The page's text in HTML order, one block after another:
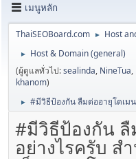
เมนูหลัก
ThaiSEOBoard.com ► Host
►
Host & Domain (general)
(ผู้ดูแลทั่วไป:sealinda, NineTua,
khanom)
► #มีวิธีป้องกัน ลืมต่ออายุโดเม
#มีวิธีป้องกัน ลื
อย่างไรครับ ส